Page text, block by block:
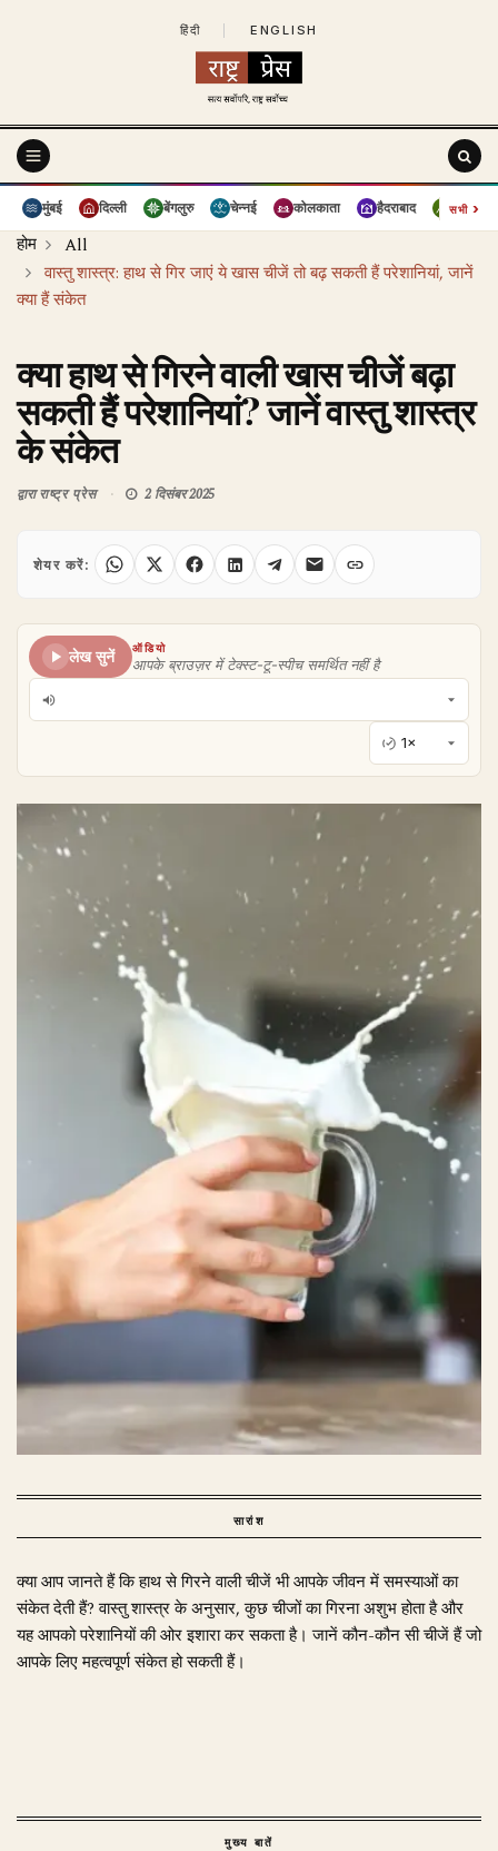
हिंदी ENGLISH
मुंबई दिल्ली बेंगलुरु चेन्नई कोलकाता हैदराबाद पुणे
सभी›
होम
All
वास्तु शास्त्र: हाथ से गिर जाएं ये खास चीजें तो बढ़ सकती हैं परेशानियां, जानें
क्या हैं संकेत
क्या हाथ से गिरने वाली खास चीजें बढ़ा
सकती हैं परेशानियां? जानें वास्तु शास्त्र
के संकेत
द्वाराराष्ट्र प्रेस 2 दिसंबर 2025
शेयर करें:
लेख सुनें
ऑडियो
आपके ब्राउज़र में टेक्स्ट-टू-स्पीच समर्थित नहीं है
सारांश
क्या आप जानते हैं कि हाथ से गिरने वाली चीजें भी आपके जीवन में समस्याओं का
संकेत देती हैं? वास्तु शास्त्र के अनुसार, कुछ चीजों का गिरना अशुभ होता है और
यह आपको परेशानियों की ओर इशारा कर सकता है। जानें कौन-कौन सी चीजें हैं जो
आपके लिए महत्वपूर्ण संकेत हो सकती हैं।
मुख्य बातें